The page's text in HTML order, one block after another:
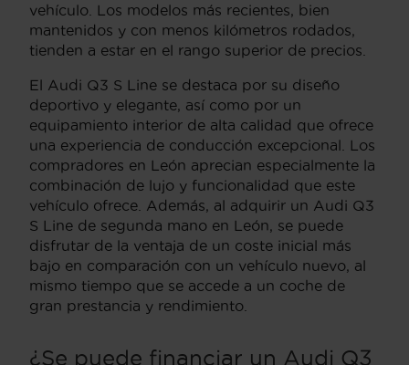
vehículo. Los modelos más recientes, bien
mantenidos y con menos kilómetros rodados,
tienden a estar en el rango superior de precios.
El Audi Q3 S Line se destaca por su diseño
deportivo y elegante, así como por un
equipamiento interior de alta calidad que ofrece
una experiencia de conducción excepcional. Los
compradores en León aprecian especialmente la
combinación de lujo y funcionalidad que este
vehículo ofrece. Además, al adquirir un Audi Q3
S Line de segunda mano en León, se puede
disfrutar de la ventaja de un coste inicial más
bajo en comparación con un vehículo nuevo, al
mismo tiempo que se accede a un coche de
gran prestancia y rendimiento.
¿Se puede financiar un Audi Q3